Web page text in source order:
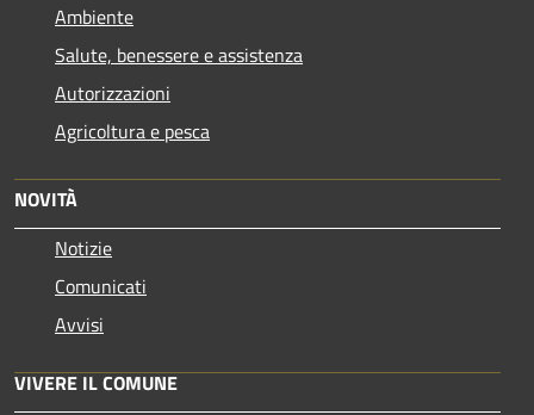
Ambiente
Salute, benessere e assistenza
Autorizzazioni
Agricoltura e pesca
NOVITÀ
Notizie
Comunicati
Avvisi
VIVERE IL COMUNE